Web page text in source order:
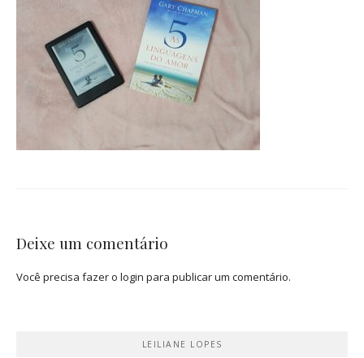
Deixe um comentário
Você precisa fazer o login para publicar um comentário.
LEILIANE LOPES